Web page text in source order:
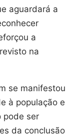
aguardará a
a
na
se manifestou
à população e
pode ser
da conclusão